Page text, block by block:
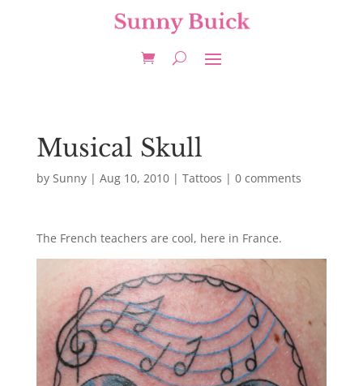
Musical Skull
by Sunny| Aug 10, 2010| Tattoos | 0 comments
The French teachers are cool, here in France.